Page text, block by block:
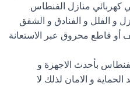
كهربائي منازل الفنطاس.
و الفلل و الفنادق و الشقق
أو قاطع محروق عبر الاستعانة
بأحدث الاجهزة و
الحماية و الامان لذلك لا